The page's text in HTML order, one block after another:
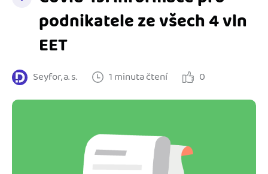
Správa kontaktů
Hlídání cashflow
Spolupráce s účetní
Výkazy pro úřady
Spřátelené účetní
Jak se vyznat ve fakturaci
Šablony faktur
Šablona pro plátce DPH
Šablona pro neplátce DPH
Registrovat ZDARMA
podnikatele ze všech 4 vln
EET
Seyfor, a. s. 1 minuta čtení 0